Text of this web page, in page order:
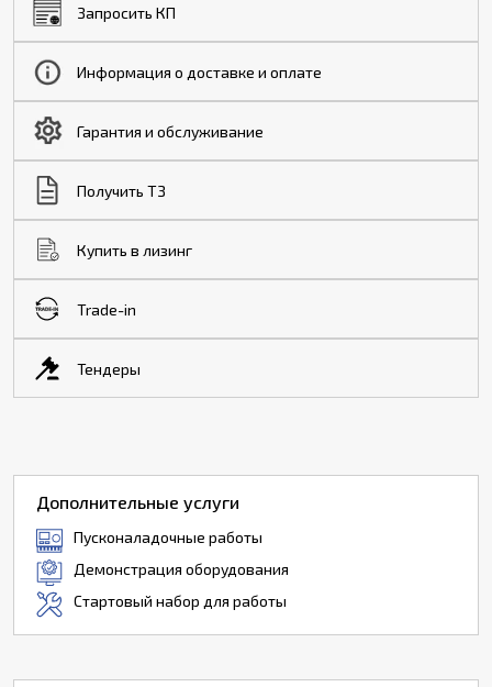
Запросить КП
Информация о доставке и оплате
Гарантия и обслуживание
Получить ТЗ
Купить в лизинг
Trade-in
Тендеры
Дополнительные услуги
Пусконаладочные работы
Демонстрация оборудования
Стартовый набор для работы